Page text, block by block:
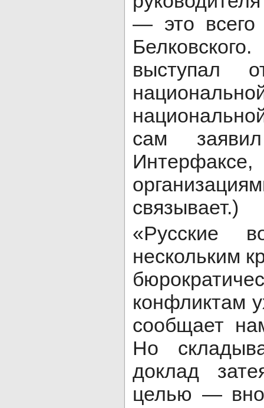
— это
выступал
сам
связывает.)
«Русские
нескольким
конфликтам
сообщает
Но
доклад
целью —